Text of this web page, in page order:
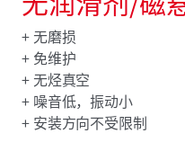
+ 无磨损
+ 免维护
+ 无烃真空
+ 噪音低，振动小
+ 安装方向不受限制